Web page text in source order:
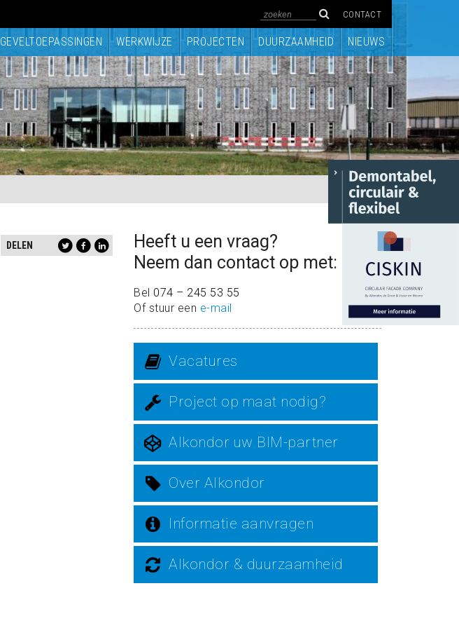
CONTACT
GEVELTOEPASSINGEN WERKWIJZE PROJECTEN DUURZAAMHEID NIEUWS
DELEN
Heeft u een vraag?
Neem dan contact op met:
Bel 074 – 245 53 55
Of stuur een e-mail
Vacatures
Project op maat nodig?
Alkondor uw BIM-partner
Over Alkondor
Informatie aanvragen
Alkondor & duurzaamheid